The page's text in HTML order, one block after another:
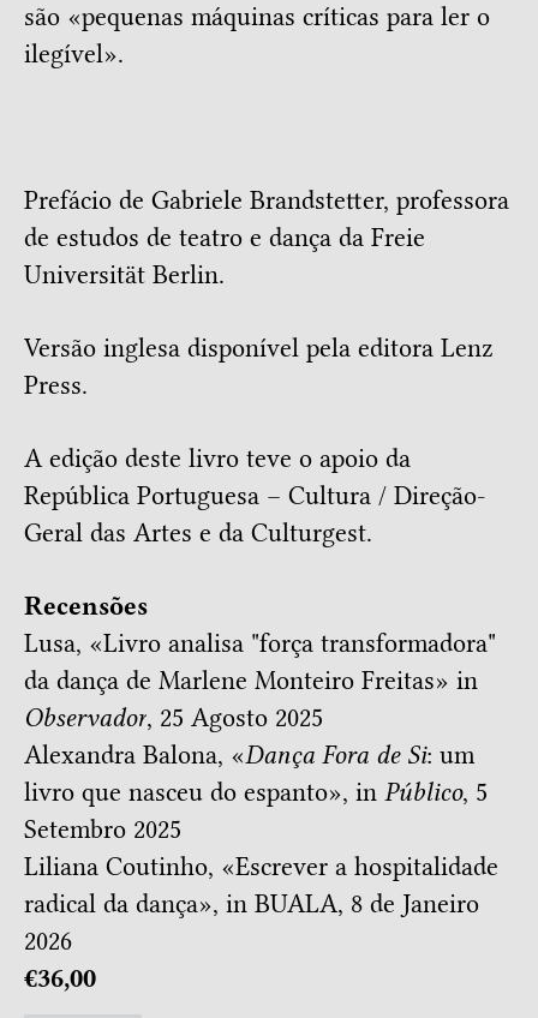
são «pequenas máquinas críticas para ler o
ilegível».
Prefácio de Gabriele Brandstetter, professora
de estudos de teatro e dança da Freie
Universität Berlin.
Versão inglesa disponível pela editora Lenz
Press.
A edição deste livro teve o apoio da
República Portuguesa – Cultura / Direção-
Geral das Artes e da Culturgest.
Recensões
Lusa, «Livro analisa "força transformadora"
da dança de Marlene Monteiro Freitas» in
Observador, 25 Agosto 2025
Alexandra Balona, «Dança Fora de Si: um
livro que nasceu do espanto», in Público, 5
Setembro 2025
Liliana Coutinho, «Escrever a hospitalidade
radical da dança», in BUALA, 8 de Janeiro
2026
€36,00